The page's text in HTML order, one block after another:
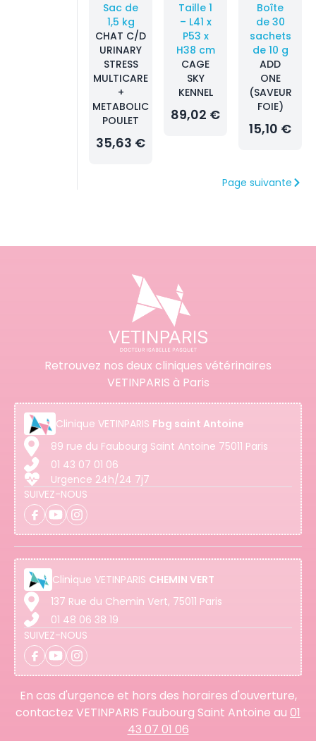
Sac de
1,5 kg
CHAT C/D
URINARY
STRESS
MULTICARE
+
METABOLIC
POULET
35,63 €
Taille 1
– L41 x
P53 x
H38 cm
CAGE
SKY
KENNEL
89,02 €
Boîte
de 30
sachets
de 10 g
ADD
ONE
(SAVEUR
FOIE)
15,10 €
Page suivante
Retrouvez nos deux cliniques vétérinaires
VETINPARIS à Paris
Clinique VETINPARIS Fbg saint Antoine
89 rue du Faubourg Saint Antoine 75011 Paris
01 43 07 01 06
Urgence 24h/24 7j7
SUIVEZ-NOUS
Clinique VETINPARIS CHEMIN VERT
137 Rue du Chemin Vert, 75011 Paris
01 48 06 38 19
SUIVEZ-NOUS
En cas d'urgence et hors des horaires d'ouverture,
contactez VETINPARIS Faubourg Saint Antoine au 01
43 07 01 06